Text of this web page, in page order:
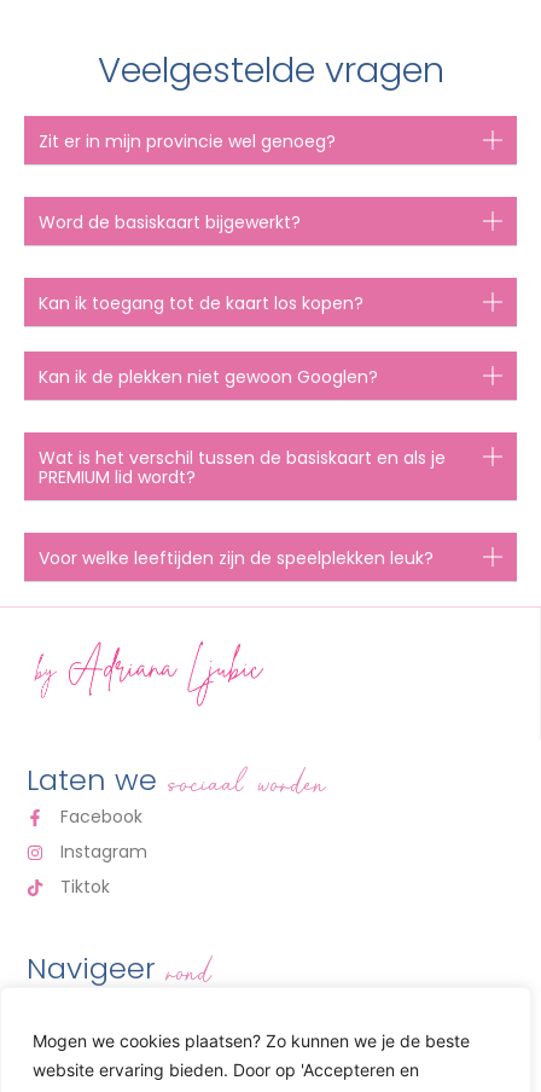
Mogen we cookies plaatsen? Zo kunnen we je de beste
website ervaring bieden. Door op 'Accepteren en
Veelgestelde vragen
Zit er in mijn provincie wel genoeg?
Word de basiskaart bijgewerkt?
Kan ik toegang tot de kaart los kopen?
Kan ik de plekken niet gewoon Googlen?
Wat is het verschil tussen de basiskaart en als je
PREMIUM lid wordt?
Voor welke leeftijden zijn de speelplekken leuk?
Laten we sociaal worden
Facebook
Instagram
Tiktok
Navigeer rond
OVER MIJ